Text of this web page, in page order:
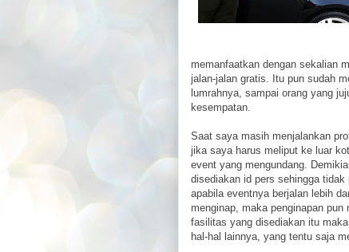
memanfaatkan dengan sekalian
jalan-jalan gratis. Itu pun sudah
lumrahnya, sampai orang yang
kesempatan.
Saat saya masih menjalankan
jika saya harus meliput ke luar
event yang mengundang.
disediakan id pers sehingga
apabila eventnya berjalan lebih
menginap, maka penginapan
fasilitas yang disediakan itu
hal-hal lainnya, yang tentu saja